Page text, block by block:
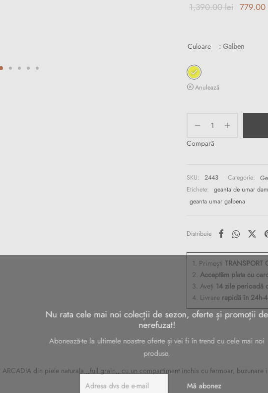
Nu rata cele mai noi colecții de sezon, oferte și promoții
nerefuzat!
Abonează-te la ultimele noastre oferte și vei fi în trend cu cele mai noi
1,390.00lei Prețul
779.00
Culoare : Galben
Anulează
Compară
SKU: 2443 Categorie:
Etichete:
geanta de umar
geanta umar galbena
Distribuie
1. Primești TRANSPORT
2. Acceptăm plata cu
3. Aveți 14 zile perioadă
4. Livrare rapidă în 24h-
ARCADIA din piele naturala ,,full grain,, cu un compartiment inchis cu fermoar, buzunare